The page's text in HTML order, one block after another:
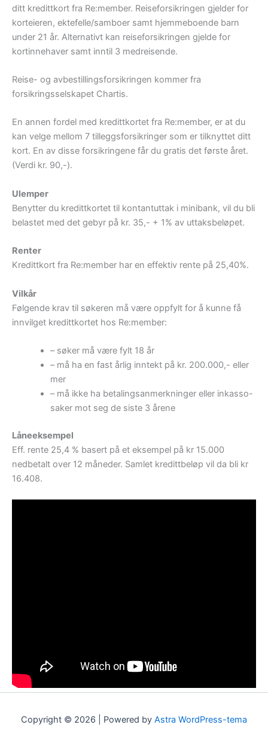
ditt kredittkort fra Re:member. Reiseforsikringen gjelder for
korteieren, ektefelle/samboer samt hjemmeboende barn
under 21 år. Alternativt kan reiseforsikringen gjelde for
kortinnehaver samt inntil 3 medreisende.
Reise- og avbestillingsforsikringen kommer fra
forsikringsselskapet Chartis.
En annen fordel med kredittkortet fra Re:member, er at du
kan velge mellom 7 tilleggsforsikringer som er tilknyttet ditt
kort. En av disse forsikringene får du gratis det første året.
(Verdi kr. 90,-).
Ulemper
Benytter du kredittkortet til kontantuttak i minibank, vil du bli
belastet med det gebyr på kr. 35,- + 1% av uttaksbeløpet.
Renter
Kredittkort fra Re:member har en effektiv rente på 25,40%.
Vilkår
Følgende krav til søkeren må være oppfylt for å kunne få
innvilget kredittkortet hos Re:member:
– søker må være fylt 18 år
– må ha en fast årlig inntekt på kr. 200.000,- eller
mer
– må ikke ha betalingsanmerkninger eller inkasso-
saker mot seg de siste 3 årene
Låneeksempel
Eff. rente 25,4 % basert på et eksempel på kr 15.000
nedbetalt over 12 måneder. Samlet kredittbeløp vil da bli kr
16.408.
Copyright © 2026 | Powered by Astra WordPress-tema